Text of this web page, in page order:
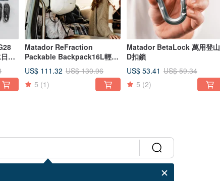
用
Matador ReFraction
Packable Backpack16L輕量
防水便攜折疊背包
US$ 111.32 US$ 130.96
5 (1)
Matador BetaLock 萬用登山
D扣鎖
US$ 53.41 US$ 59.34
5 (2)